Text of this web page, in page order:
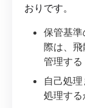
おりです。
保管基
際は、
管理する
自己処
処理す